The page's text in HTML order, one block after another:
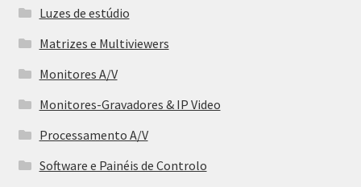
Luzes de estúdio
Matrizes e Multiviewers
Monitores A/V
Monitores-Gravadores & IP Video
Processamento A/V
Software e Painéis de Controlo